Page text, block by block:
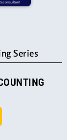
Series